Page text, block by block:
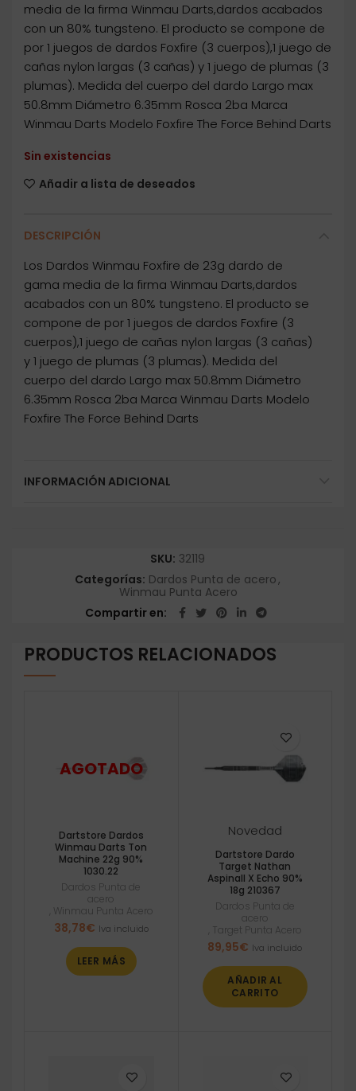
media de la firma Winmau Darts,dardos acabados
con un 80% tungsteno. El producto se compone de
por 1 juegos de dardos Foxfire (3 cuerpos),1 juego de
cañas nylon largas (3 cañas) y 1 juego de plumas (3
plumas). Medida del cuerpo del dardo Largo max
50.8mm Diámetro 6.35mm Rosca 2ba Marca
Winmau Darts Modelo Foxfire The Force Behind Darts
Sin existencias
Añadir a lista de deseados
DESCRIPCIÓN
Los Dardos Winmau Foxfire de 23g dardo de
gama media de la firma Winmau Darts,dardos
acabados con un 80% tungsteno. El producto se
compone de por 1 juegos de dardos Foxfire (3
cuerpos),1 juego de cañas nylon largas (3 cañas)
y 1 juego de plumas (3 plumas). Medida del
cuerpo del dardo Largo max 50.8mm Diámetro
6.35mm Rosca 2ba Marca Winmau Darts Modelo
Foxfire The Force Behind Darts
INFORMACIÓN ADICIONAL
SKU: 32119
Categorías: Dardos Punta de acero,
Winmau Punta Acero
Compartir en
PRODUCTOS RELACIONADOS
Dartstore Dardos
Winmau Darts Ton
Machine 22g 90%
1030.22
Dardos Punta de
acero
Winmau Punta Acero
38,78€ Iva incluido
LEER MÁS
Novedad
Dartstore Dardo
Target Nathan
Aspinall X Echo 90%
18g 210367
Dardos Punta de
acero
Target Punta Acero
89,95€ Iva incluido
AÑADIR AL
CARRITO